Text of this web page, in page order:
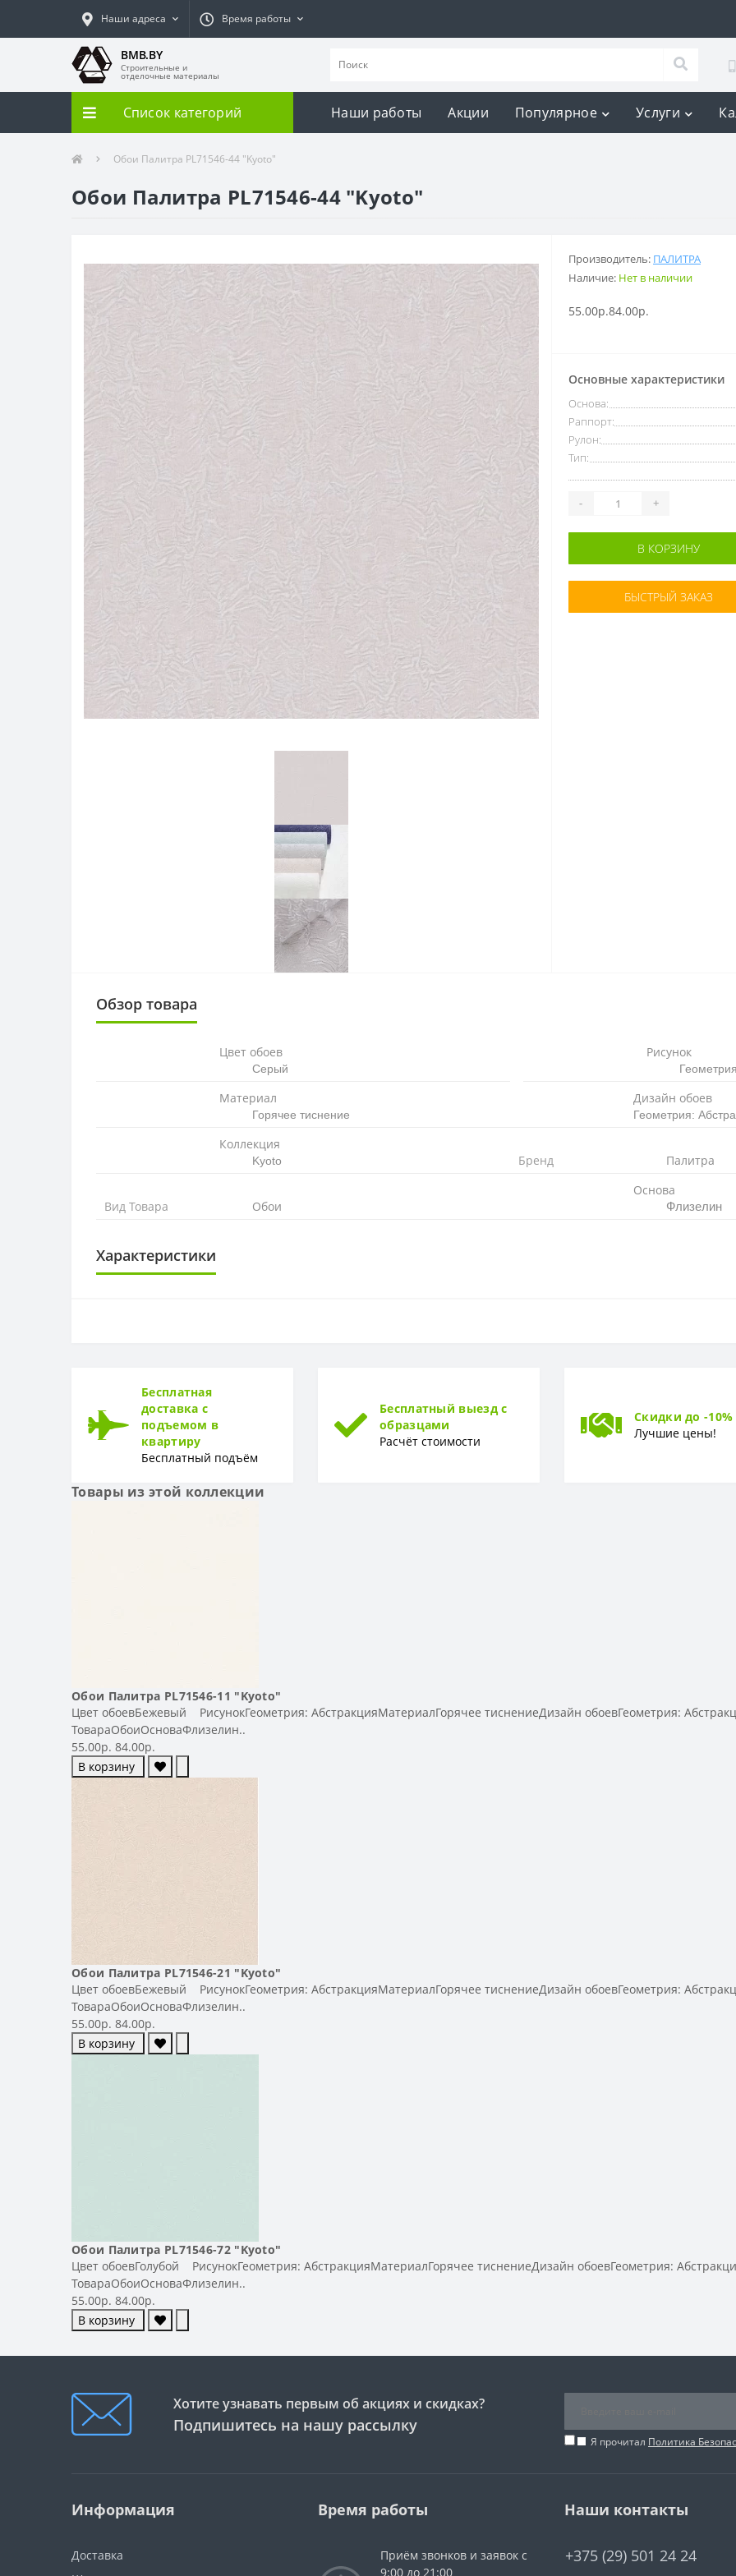
Наши адреса Время работы
BMB.BY
Строительные и
отделочные материалы
Список категорий Наши работы Акции Популярное Услуги
Обои Палитра PL71546-44 "Kyoto"
Обои Палитра PL71546-44 "Kyoto"
Производитель: ПАЛИТРА
Наличие: Нет в наличии
55.00р.84.00р.
Основные характеристики
Основа:
Раппорт:
Рулон:
Тип:
- +
В КОРЗИНУ
БЫСТРЫЙ ЗАКАЗ
Обзор товара
Цвет обоев
Серый
Рисунок
Материал
Горячее тиснение
Дизайн обоев
Геометрия:
Коллекция
Kyoto Бренд Палитра
Вид Товара Обои
Основа
Флизелин
Характеристики
РУЛОН
Тип
Бесплатная
доставка с
подъемом в
квартиру
Бесплатный подъём
Бесплатный выезд с
образцами
Расчёт стоимости
Скидки до -10%
Лучшие цены!
Товары из этой коллекции
Обои Палитра PL71546-11 "Kyoto"
Цвет обоевБежевый РисунокГеометрия: АбстракцияМатериалГорячее тиснениеДизайн обоевГеометрия:
ТовараОбоиОсноваФлизелин..
55.00р. 84.00р.
В корзину
Обои Палитра PL71546-21 "Kyoto"
Цвет обоевБежевый РисунокГеометрия: АбстракцияМатериалГорячее тиснениеДизайн обоевГеометрия:
ТовараОбоиОсноваФлизелин..
55.00р. 84.00р.
В корзину
Обои Палитра PL71546-72 "Kyoto"
Цвет обоевГолубой РисунокГеометрия: АбстракцияМатериалГорячее тиснениеДизайн обоевГеометрия:
ТовараОбоиОсноваФлизелин..
55.00р. 84.00р.
В корзину
Хотите узнавать первым об акциях и скидках?
Подпишитесь на нашу рассылку
Я прочитал Политика
Информация
Доставка
Время работы
Приём звонков и заявок с
9:00 до 21:00
Наши контакты
+375 (29) 501 24 24